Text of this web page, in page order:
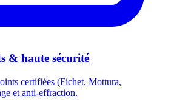
& haute sécurité
certifiées (Fichet, Mottura,
et anti-effraction.